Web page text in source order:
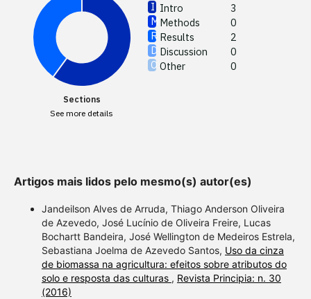
Intro
3
Methods
0
Results
2
Discussion
0
Other
0
Sections
See more details
section
Artigos mais lidos pelo mesmo(s) autor(es)
Jandeilson Alves de Arruda, Thiago Anderson Oliveira
de Azevedo, José Lucínio de Oliveira Freire, Lucas
Bochartt Bandeira, José Wellington de Medeiros Estrela,
Sebastiana Joelma de Azevedo Santos, Uso da cinza
de biomassa na agricultura: efeitos sobre atributos do
solo e resposta das culturas , Revista Principia: n. 30
(2016)